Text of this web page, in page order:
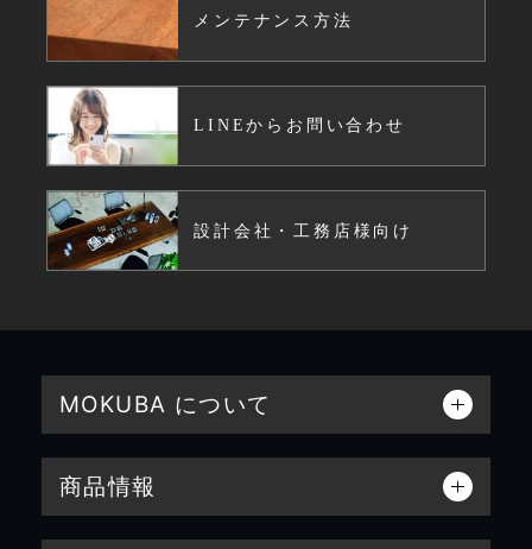
メンテナンス方法
LINEからお問い合わせ
設計会社・工務店様向け
MOKUBA について
商品情報